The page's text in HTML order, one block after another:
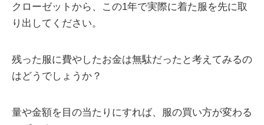
クローゼットから、この1年で実際に着た服を先に取
り出してください。
残った服に費やしたお金は無駄だったと考えてみるの
はどうでしょうか？
量や金額を目の当たりにすれば、服の買い方が変わる